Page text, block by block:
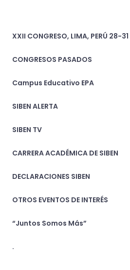
XXII CONGRESO, LIMA, PERÚ 28-
CONGRESOS PASADOS
Campus Educativo EPA
SIBEN ALERTA
SIBEN TV
CARRERA ACADÉMICA DE SIBEN
DECLARACIONES SIBEN
OTROS EVENTOS DE INTERÉS
“Juntos Somos Más”
.